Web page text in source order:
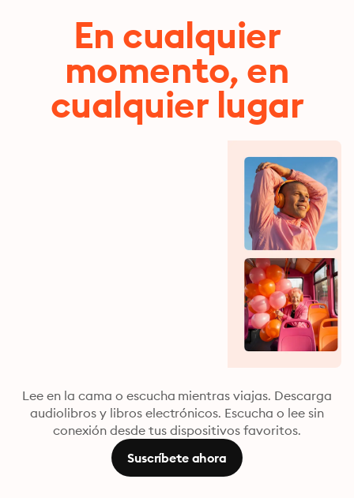
En cualquier
momento, en
cualquier lugar
Lee en la cama o escucha mientras viajas. Descarga
audiolibros y libros electrónicos. Escucha o lee sin
conexión desde tus dispositivos favoritos.
Suscríbete ahora